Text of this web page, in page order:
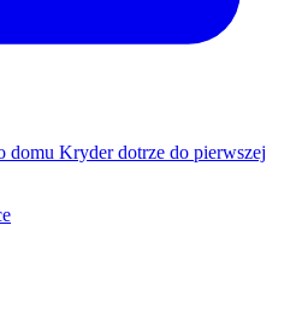
domu Kryder dotrze do pierwszej